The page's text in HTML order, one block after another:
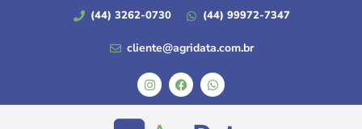
(44) 3262-0730 (44) 99972-7347
cliente@agridata.com.br